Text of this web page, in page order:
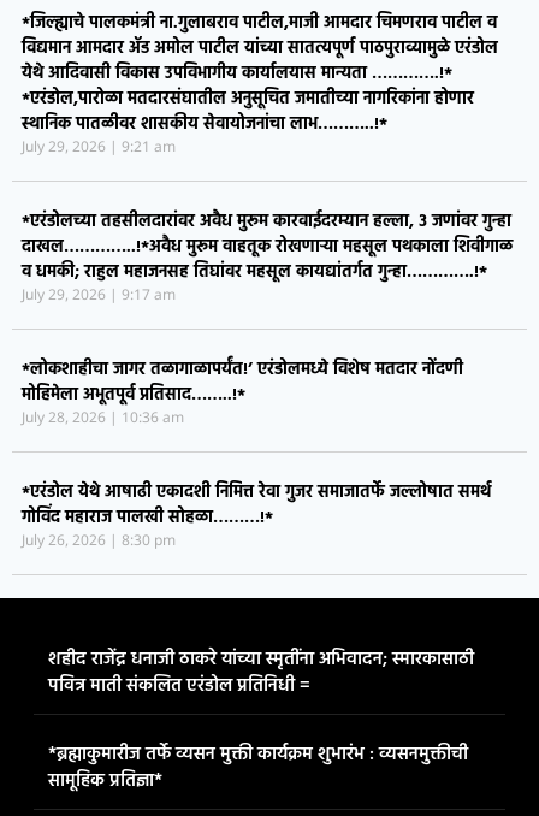
*जिल्ह्याचे पालकमंत्री ना.गुलाबराव पाटील,माजी आमदार चिमणराव पाटील व
विद्यमान आमदार ॲड अमोल पाटील यांच्या सातत्यपूर्ण पाठपुराव्यामुळे एरंडोल
येथे आदिवासी विकास उपविभागीय कार्यालयास मान्यता ………….!*
*एरंडोल,पारोळा मतदारसंघातील अनुसूचित जमातीच्या नागरिकांना होणार
स्थानिक पातळीवर शासकीय सेवायोजनांचा लाभ………..!*
July 29, 2026 9:21 am
*एरंडोलच्या तहसीलदारांवर अवैध मुरूम कारवाईदरम्यान हल्ला, ३ जणांवर गुन्हा
दाखल…………..!*​अवैध मुरूम वाहतूक रोखणाऱ्या महसूल पथकाला शिवीगाळ
व धमकी; राहुल महाजनसह तिघांवर महसूल कायद्यांतर्गत गुन्हा………….!*
July 29, 2026 9:17 am
*लोकशाहीचा जागर तळागाळापर्यंत!’ एरंडोलमध्ये विशेष मतदार नोंदणी
मोहिमेला अभूतपूर्व प्रतिसाद……..!*
July 28, 2026 10:36 am
*एरंडोल येथे आषाढी एकादशी निमित्त रेवा गुजर समाजातर्फे जल्लोषात समर्थ
गोविंद महाराज पालखी सोहळा………!*
July 26, 2026 8:30 pm
शहीद राजेंद्र धनाजी ठाकरे यांच्या स्मृतींना अभिवादन; स्मारकासाठी
पवित्र माती संकलित एरंडोल प्रतिनिधी =
*ब्रह्माकुमारीज तर्फे व्यसन मुक्ती कार्यक्रम शुभारंभ : व्यसनमुक्तीची
सामूहिक प्रतिज्ञा*